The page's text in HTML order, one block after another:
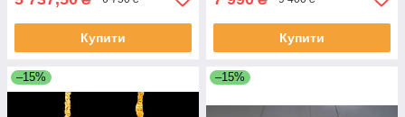
Купити Купити
–15% –15%